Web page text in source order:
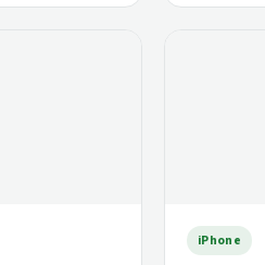
iPhone